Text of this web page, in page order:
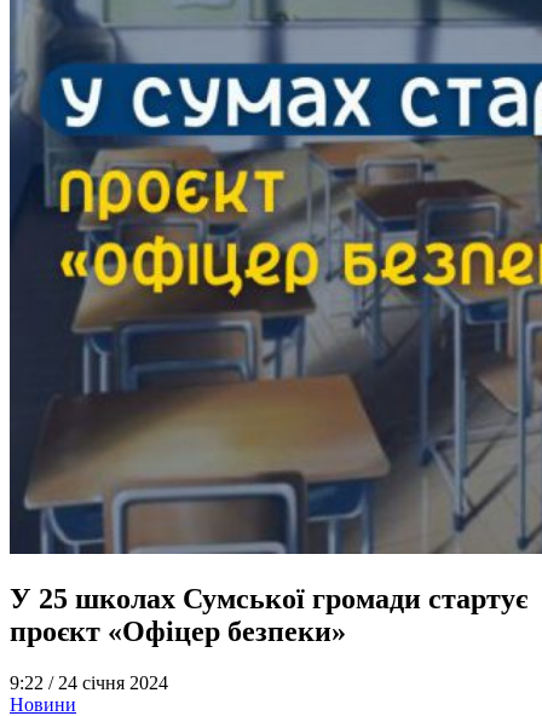
У 25 школах Сумської громади стартує
проєкт «Офіцер безпеки»
9:22 / 24 січня 2024
Новини